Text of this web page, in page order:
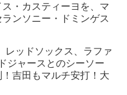
ス・カスティーヨを、マ
ランソニー・ドミンゲス
レッドソックス、ラファ
ジャースとのシーソー
吉田もマルチ安打！大